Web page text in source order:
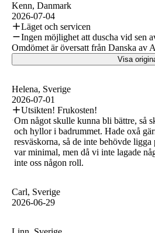
Kenn, Danmark
2026-07-04
Läget och servicen
Ingen möjlighet att duscha vid sen
Omdömet är översatt från Danska av
Visa
Helena, Sverige
2026-07-01
Utsikten! Frukosten!
Om något skulle kunna bli bättre, så
och hyllor i badrummet. Hade oxå
resväskorna, så de inte behövde
var minimal, men då vi inte lagade
inte oss någon roll.
Carl, Sverige
2026-06-29